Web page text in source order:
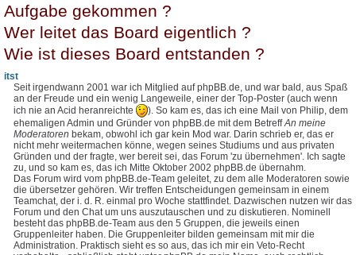
Aufgabe gekommen ?
Wer leitet das Board eigentlich ?
Wie ist dieses Board entstanden ?
itst
Seit irgendwann 2001 war ich Mitglied auf phpBB.de, und war bald, aus Spaß
an der Freude und ein wenig Langeweile, einer der Top-Poster (auch wenn
ich nie an Acid heranreichte
). So kam es, das ich eine Mail von Philip, dem
ehemaligen Admin und Gründer von phpBB.de mit dem BetreffAn meine
Moderatoren bekam, obwohl ich gar kein Mod war. Darin schrieb er, das er
nicht mehr weitermachen könne, wegen seines Studiums und aus privaten
Gründen und der fragte, wer bereit sei, das Forum 'zu übernehmen'. Ich sagte
zu, und so kam es, das ich Mitte Oktober 2002 phpBB.de übernahm.
Das Forum wird vom phpBB.de-Team geleitet, zu dem alle Moderatoren sowie
die übersetzer gehören. Wir treffen Entscheidungen gemeinsam in einem
Teamchat, der i. d. R. einmal pro Woche stattfindet. Dazwischen nutzen wir das
Forum und den Chat um uns auszutauschen und zu diskutieren. Nominell
besteht das phpBB.de-Team aus den 5 Gruppen, die jeweils einen
Gruppenleiter haben. Die Gruppenleiter bilden gemeinsam mit mir die
Administration. Praktisch sieht es so aus, das ich mir ein Veto-Recht